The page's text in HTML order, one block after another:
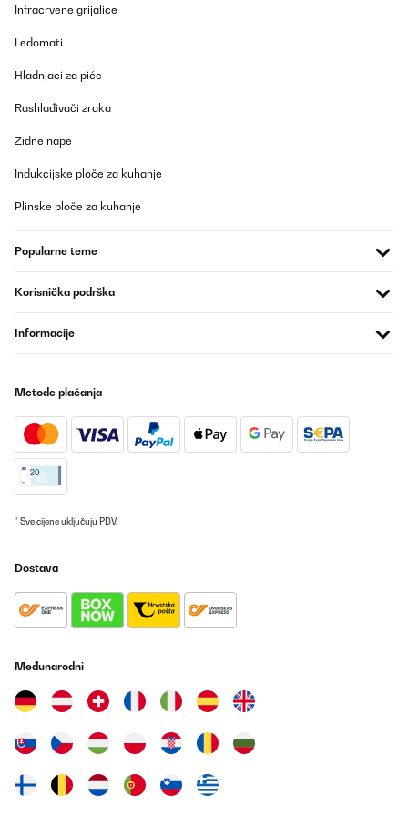
Infracrvene grijalice
Ledomati
Hladnjaci za piće
Rashlađivači zraka
Zidne nape
Indukcijske ploče za kuhanje
Plinske ploče za kuhanje
Popularne teme
Korisnička podrška
Informacije
Metode plaćanja
* Sve cijene uključuju PDV.
Dostava
Međunarodni